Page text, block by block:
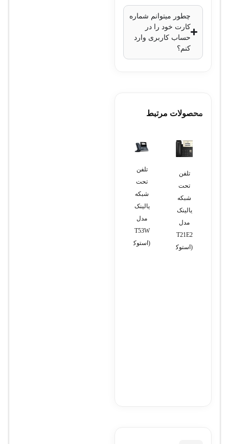
چطور میتوانم شماره
کارت خود را در
حساب کاربری وارد
کنم؟
محصولات مرتبط
تلفن
تحت
شبکه
یالینک
مدل
T21E2
(استوک)
تلفن
تحت
شبکه
یالینک
مدل
T53W
(استوک)